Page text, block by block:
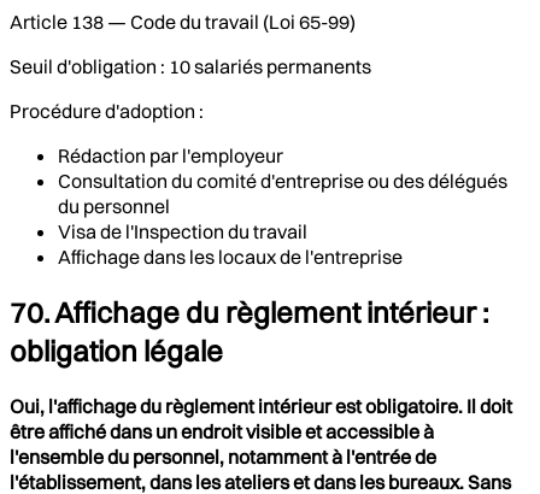
Article 138 — Code du travail (Loi 65-99)
Seuil d'obligation : 10 salariés permanents
Procédure d'adoption :
Rédaction par l'employeur
Consultation du comité d'entreprise ou des délégués
du personnel
Visa de l'Inspection du travail
Affichage dans les locaux de l'entreprise
70. Affichage du règlement intérieur :
obligation légale
Oui, l'affichage du règlement intérieur est obligatoire. Il doit
être affiché dans un endroit visible et accessible à
l'ensemble du personnel, notamment à l'entrée de
l'établissement, dans les ateliers et dans les bureaux. Sans